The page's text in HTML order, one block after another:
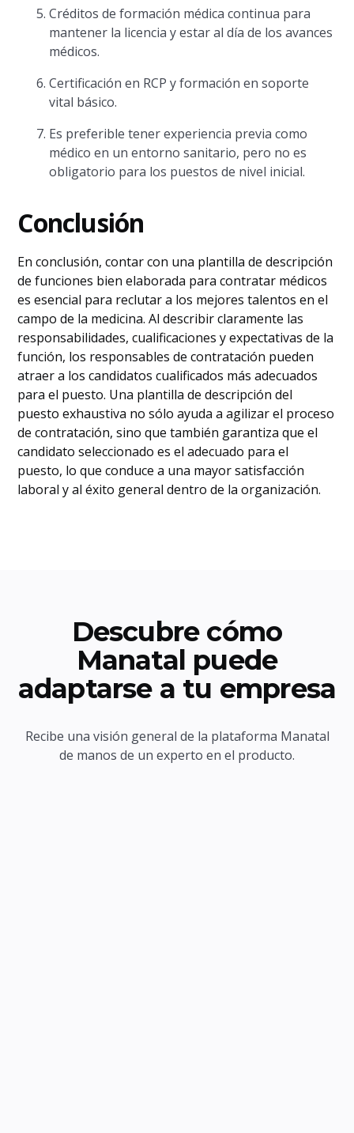
Créditos de formación médica continua para
mantener la licencia y estar al día de los avances
médicos.
Certificación en RCP y formación en soporte
vital básico.
Es preferible tener experiencia previa como
médico en un entorno sanitario, pero no es
obligatorio para los puestos de nivel inicial.
Conclusión
En conclusión, contar con una plantilla de descripción
de funciones bien elaborada para contratar médicos
es esencial para reclutar a los mejores talentos en el
campo de la medicina. Al describir claramente las
responsabilidades, cualificaciones y expectativas de la
función, los responsables de contratación pueden
atraer a los candidatos cualificados más adecuados
para el puesto. Una plantilla de descripción del
puesto exhaustiva no sólo ayuda a agilizar el proceso
de contratación, sino que también garantiza que el
candidato seleccionado es el adecuado para el
puesto, lo que conduce a una mayor satisfacción
laboral y al éxito general dentro de la organización.
Descubre cómo
Manatal puede
adaptarse a tu empresa
Recibe una visión general de la plataforma Manatal
de manos de un experto en el producto.